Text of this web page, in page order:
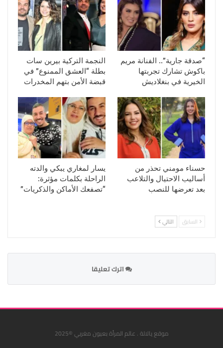
“صدقة جارية”.. الفنانة مريم
باكوش تشارك تجربتها
الخيرية في بنغلاديش
النجمة التركية بيرين سات
بطلة “العشق الممنوع” في
قبضة الأمن بتهم المخدرات
حسناء مومني تحذر من
أساليب الاحتيال والتلاعب
بعد تعرضها للنصب
يسار لمغاري يبكي والدته
الراحلة بكلمات مؤثرة:
“تصفعك الأماكن والذكريات”
السابق التالي
اترك تعليقا
موقع يالالة . عالم المرأة بعيون مغربي ©2025